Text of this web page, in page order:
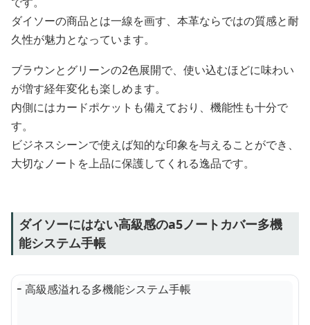
ダイソーの商品とは一線を画す、本革ならではの質感と耐
久性が魅力となっています。
ブラウンとグリーンの2色展開で、使い込むほどに味わい
が増す経年変化も楽しめます。
内側にはカードポケットも備えており、機能性も十分で
す。
ビジネスシーンで使えば知的な印象を与えることができ、
大切なノートを上品に保護してくれる逸品です。
ダイソーにはない高級感のa5ノートカバー多機
能システム手帳